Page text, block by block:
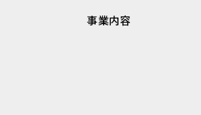
事業内容